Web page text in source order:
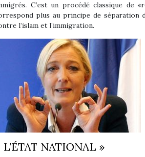
. C’est un procédé classique de
plus au principe de séparation
l’islam et l’immigration.
L’ÉTAT NATIONAL »